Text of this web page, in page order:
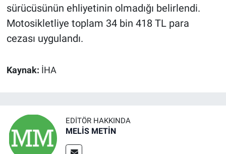
sürücüsünün ehliyetinin olmadığı belirlendi.
Motosikletliye toplam 34 bin 418 TL para
cezası uygulandı.
Kaynak: İHA
EDITÖR HAKKINDA
MELİS METİN